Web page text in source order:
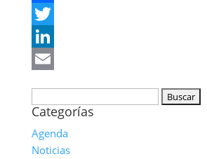
Facebook
Twitter
LinkedIn
Categorías
Agenda
Noticias